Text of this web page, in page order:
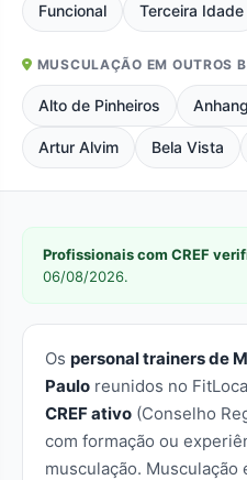
Funcional Terceira Idade
MUSCULAÇÃO EM OUTROS
Alto de Pinheiros
Artur Alvim Bela Vista
Profissionais com CREF
06/08/2026.
Os personal trainers de
Paulo reunidos no
CREF ativo (Conselho
com formação ou
musculação.